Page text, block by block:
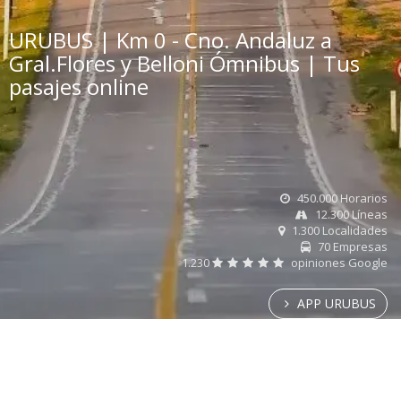
URUBUS | Km 0 - Cno. Andaluz a
Gral.Flores y Belloni Ómnibus | Tus
pasajes online
450.000 Horarios
12.300 Líneas
1.300 Localidades
70 Empresas
1.230
opiniones Google
APP URUBUS